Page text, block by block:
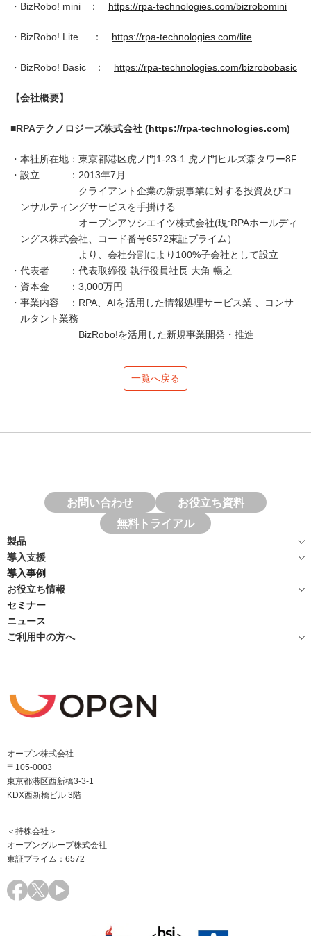
・BizRobo! mini ： https://rpa-technologies.com/bizrobomini
・BizRobo! Lite ： https://rpa-technologies.com/lite
・BizRobo! Basic ： https://rpa-technologies.com/bizrobobasic
【会社概要】
■RPAテクノロジーズ株式会社 (https://rpa-technologies.com)
本社所在地：東京都港区虎ノ門1-23-1 虎ノ門ヒルズ森タワー8F
設立 ：2013年7月
クライアント企業の新規事業に対する投資及びコ
ンサルティングサービスを手掛ける
オープンアソシエイツ株式会社(現:RPAホールディ
ングス株式会社、コード番号6572東証プライム）
より、会社分割により100%子会社として設立
代表者 ：代表取締役 執行役員社長 大角 暢之
資本金 ：3,000万円
事業内容 ：RPA、AIを活用した情報処理サービス業 、コンサ
ルタント業務
BizRobo!を活用した新規事業開発・推進
一覧へ戻る
お問い合わせ
お役立ち資料
無料トライアル
製品
導入支援
導入事例
お役立ち情報
セミナー
ニュース
ご利用中の方へ
オープン株式会社
〒105-0003
東京都港区西新橋3-3-1
KDX西新橋ビル 3階
＜持株会社＞
オープングループ株式会社
東証プライム：6572